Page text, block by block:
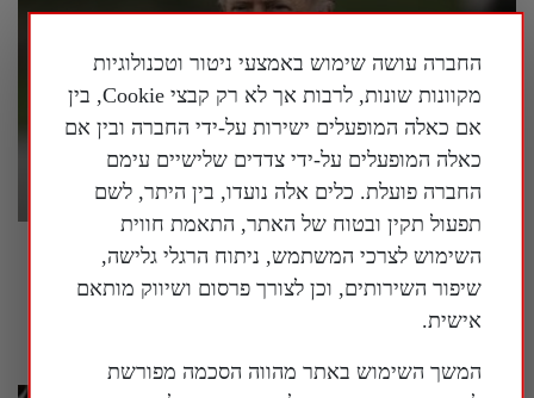
פרשן על המלחמה באיראן: "אסור לשכוח
שמטרתה של איראן היא להשתלט על העולם"
החברה עושה שימוש באמצעי ניטור וטכנולוגיות
מקוונות שונות, לרבות אך לא רק קבצי Cookie, בין
אם כאלה המופעלים ישירות על-ידי החברה ובין אם
כאלה המופעלים על-ידי צדדים שלישיים עימם
החברה פועלת. כלים אלה נועדו, בין היתר, לשם
תפעול תקין ובטוח של האתר, התאמת חווית
השימוש לצרכי המשתמש, ניתוח הרגלי גלישה,
שיפור השירותים, וכן לצורך פרסום ושיווק מותאם
אישית.
המשך השימוש באתר מהווה הסכמה מפורשת